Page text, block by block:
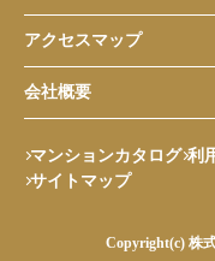
アクセスマップ
会社概要
マンションカタログ 利
サイトマップ
Copyright(c) 株